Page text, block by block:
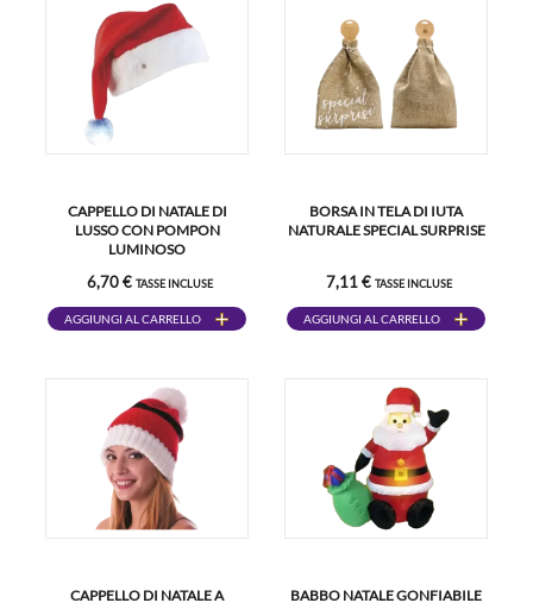
CAPPELLO DI NATALE DI
LUSSO CON POMPON
LUMINOSO
6,70 € TASSE INCLUSE
AGGIUNGI AL CARRELLO
BORSA IN TELA DI IUTA
NATURALE SPECIAL SURPRISE
7,11 € TASSE INCLUSE
AGGIUNGI AL CARRELLO
CAPPELLO DI NATALE A BABBO NATALE GONFIABILE